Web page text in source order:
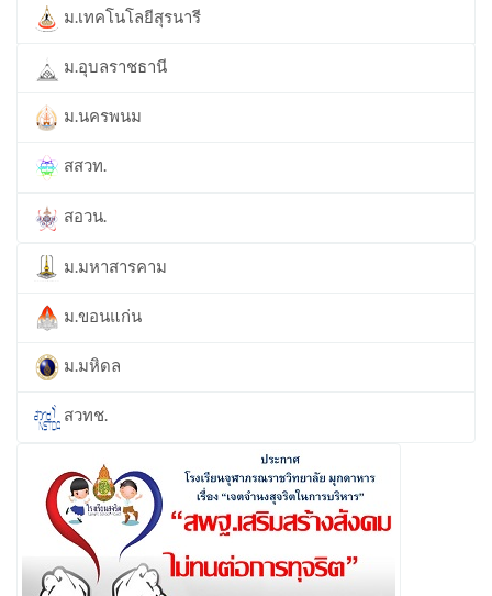
ม.เทคโนโลยีสุรนารี
ม.อุบลราชธานี
ม.นครพนม
สสวท.
สอวน.
ม.มหาสารคาม
ม.ขอนแก่น
ม.มหิดล
สวทช.